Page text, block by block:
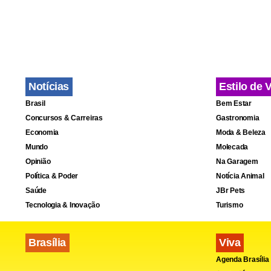
João Paulo
Segundo
Peçam a
profissões,
dos padres
próximos
Notícias
Brasil
Concursos & Carreiras
Economia
Mundo
Opinião
Política & Poder
Saúde
Tecnologia & Inovação
Brasília
Estilo de
Bem Estar
Gastronomia
Moda & Beleza
Molecada
Na Garagem
Notícia Animal
JBr Pets
Turismo
Viva
Agenda Brasília